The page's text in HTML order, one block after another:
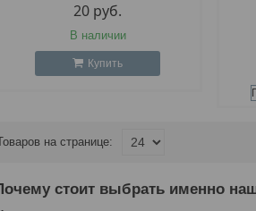
20 руб.
В наличии
Купить
стоит выбрать именно